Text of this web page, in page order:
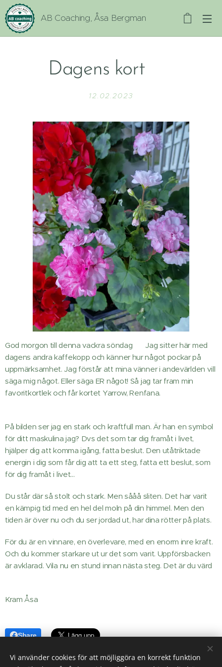
AB Coaching, Åsa Bergman
Dagens kort ✨
12.02.2023
God morgon till denna vackra söndag 😊 Jag sitter här med
dagens andra kaffekopp och känner hur något pockar på
uppmärksamhet. Jag förstår att mina vänner i andevärlden vill
säga mig något. Eller säga ER något! Så jag tar fram min
favoritkortlek och får kortet Yarrow, Renfana.
På bilden ser jag en stark och kraftfull man. Är han en symbol
för ditt maskulina jag? Dvs det som tar dig framåt i livet,
hjälper dig att komma igång, fatta beslut. Den utåtriktade
energin i dig som får dig att ta ett steg, fatta ett beslut, som
för dig framåt i livet...
Du står där så stolt och stark. Men sååå sliten. Det har varit
en kämpig tid med en hel del moln på din himmel. Men den
tiden är över nu och du ser jordad ut, har dina rötter på plats.
För du är en vinnare, en överlevare, med en enorm inre kraft.
Och du kommer starkare ut ur det som varit. Uppförsbacken
är avklarad. Vila nu en stund innan nästa steg. Det är du värd
Kram Åsa 💚🦅💚
Share
Vi använder cookies för att möjliggöra en korrekt funktion